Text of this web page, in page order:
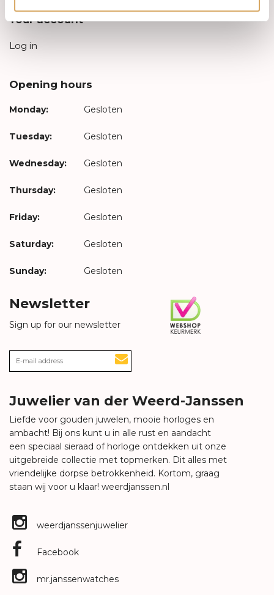
Your account
Log in
Opening hours
Monday: Gesloten
Tuesday: Gesloten
Wednesday: Gesloten
Thursday: Gesloten
Friday: Gesloten
Saturday: Gesloten
Sunday: Gesloten
Newsletter
Sign up for our newsletter
Juwelier van der Weerd-Janssen
Liefde voor gouden juwelen, mooie horloges en
ambacht! Bij ons kunt u in alle rust en aandacht
een speciaal sieraad of horloge ontdekken uit onze
uitgebreide collectie met topmerken. Dit alles met
vriendelijke dorpse betrokkenheid. Kortom, graag
staan wij voor u klaar! weerdjanssen.nl
weerdjanssenjuwelier
Facebook
mr.janssenwatches